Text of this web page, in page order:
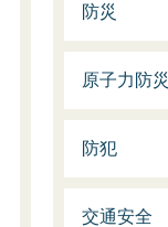
防災
原子力防災
防犯
交通安全